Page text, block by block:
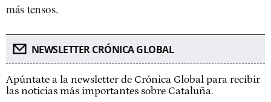
más tensos.
NEWSLETTER CRÓNICA GLOBAL
Apúntate a la newsletter de Crónica Global para recibir
las noticias más importantes sobre Cataluña.